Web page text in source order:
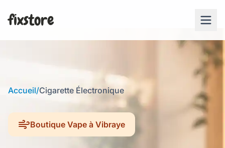
fixstore
Accueil/Cigarette Électronique
Boutique Vape à Vibraye